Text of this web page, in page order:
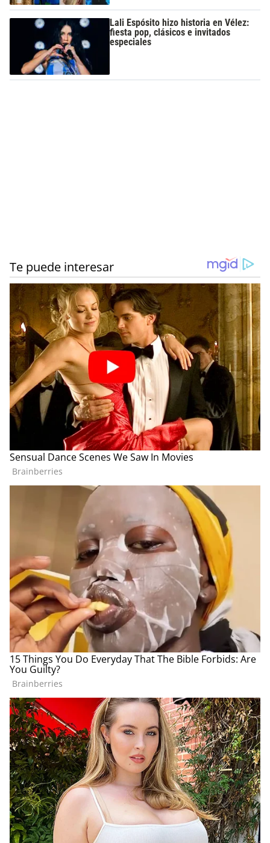
Lali Espósito hizo historia en Vélez:
fiesta pop, clásicos e invitados
especiales